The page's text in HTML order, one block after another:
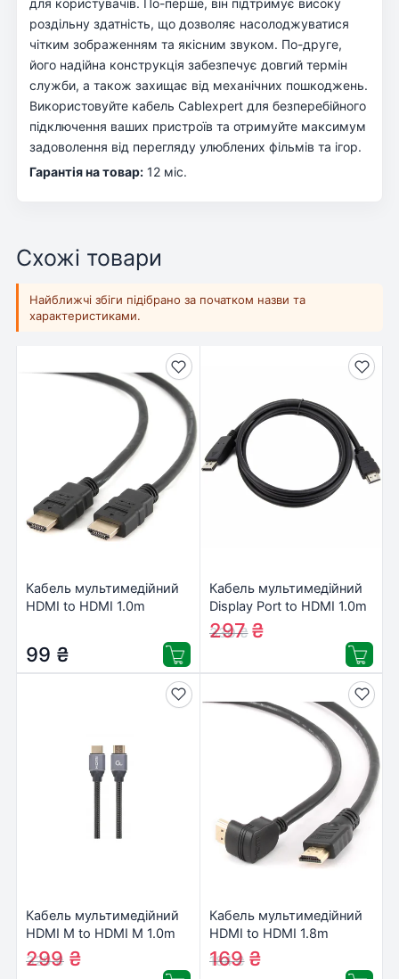
роздільну здатність, що дозволяє насолоджуватися
чітким зображенням та якісним звуком. По-друге,
його надійна конструкція забезпечує довгий термін
служби, а також захищає від механічних пошкоджень.
Використовуйте кабель Cablexpert для безперебійного
підключення ваших пристроїв та отримуйте максимум
задоволення від перегляду улюблених фільмів та ігор.
Гарантія на товар: 12 міс.
Схожі товари
Найближчі збіги підібрано за початком назви та
характеристиками.
Кабель мультимедійний
HDMI to HDMI 1.0m
99 ₴
Кабель мультимедійний
Display Port to HDMI 1.0m
Cablexpert (CC-DP-HDMI-
1M)
330₴
297₴
Кабель мультимедійний
HDMI M to HDMI M 1.0m
Cablexpert (CCBP-HDMI-
1M)
329₴
299 ₴
Кабель мультимедійний
HDMI to HDMI 1.8m
Cablexpert (CC-HDMI490-
6)
184₴
169₴